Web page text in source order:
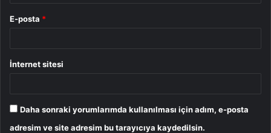
E-posta *
İnternet sitesi
Daha sonraki yorumlarımda kullanılması için adım, e-posta
adresim ve site adresim bu tarayıcıya kaydedilsin.